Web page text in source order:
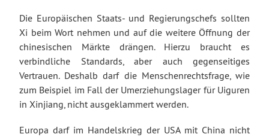
Die Europäischen Staats- und Regierungschefs sollten
Xi beim Wort nehmen und auf die weitere Öffnung der
chinesischen Märkte drängen. Hierzu braucht es
verbindliche Standards, aber auch gegenseitiges
Vertrauen. Deshalb darf die Menschenrechtsfrage, wie
zum Beispiel im Fall der Umerziehungslager für Uiguren
in Xinjiang, nicht ausgeklammert werden.
Europa darf im Handelskrieg der USA mit China nicht